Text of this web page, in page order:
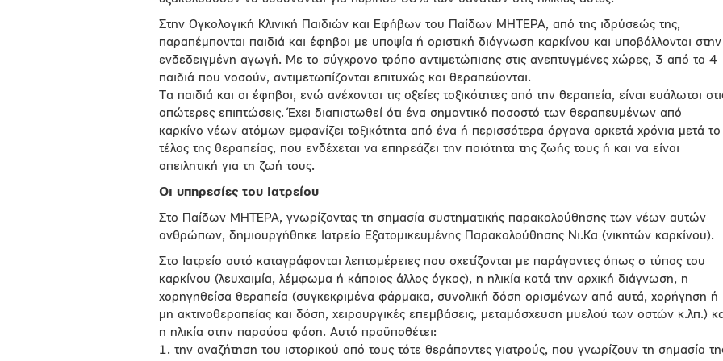
Στην Ογκολογική Κλινική Παιδιών και Εφήβων του Παίδων ΜΗΤΕΡΑ, από της ιδρύσεώς της,
παραπέμπονται παιδιά και έφηβοι με υποψία ή οριστική διάγνωση καρκίνου και υποβάλλονται στην
ενδεδειγμένη αγωγή. Με το σύγχρονο τρόπο αντιμετώπισης στις ανεπτυγμένες χώρες, 3 από τα 4
παιδιά που νοσούν, αντιμετωπίζονται επιτυχώς και θεραπεύονται.
Τα παιδιά και οι έφηβοι, ενώ ανέχονται τις οξείες τοξικότητες από την θεραπεία, είναι ευάλωτοι
απώτερες επιπτώσεις. Έχει διαπιστωθεί ότι ένα σημαντικό ποσοστό των θεραπευμένων από
καρκίνο νέων ατόμων εμφανίζει τοξικότητα από ένα ή περισσότερα όργανα αρκετά χρόνια μετά το
τέλος της θεραπείας, που ενδέχεται να επηρεάζει την ποιότητα της ζωής τους ή και να είναι
απειλητική για τη ζωή τους.
Οι υπηρεσίες του Ιατρείου
Στο Παίδων ΜΗΤΕΡΑ, γνωρίζοντας τη σημασία συστηματικής παρακολούθησης των νέων αυτών
ανθρώπων, δημιουργήθηκε Ιατρείο Εξατομικευμένης Παρακολούθησης Νι.Κα (νικητών καρκίνου).
Στο Ιατρείο αυτό καταγράφονται λεπτομέρειες που σχετίζονται με παράγοντες όπως ο τύπος του
καρκίνου (λευχαιμία, λέμφωμα ή κάποιος άλλος όγκος), η ηλικία κατά την αρχική διάγνωση, η
χορηγηθείσα θεραπεία (συγκεκριμένα φάρμακα, συνολική δόση ορισμένων από αυτά, χορήγηση ή
μη ακτινοθεραπείας και δόση, χειρουργικές επεμβάσεις, μεταμόσχευση μυελού των οστών κ.λπ.)
η ηλικία στην παρούσα φάση. Αυτό προϋποθέτει:
1. την αναζήτηση του ιστορικού από τους τότε θεράποντες γιατρούς, που γνωρίζουν τη σημασία